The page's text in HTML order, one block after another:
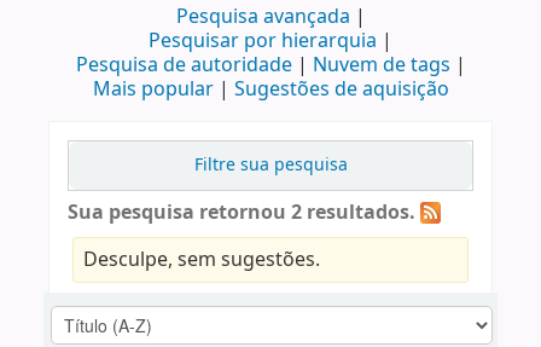
Pesquisa avançada
Pesquisar por hierarquia
Pesquisa de autoridade
Nuvem de tags
Mais popular
Sugestões de aquisição
Filtre sua pesquisa
Sua pesquisa retornou 2 resultados.
Desculpe, sem sugestões.